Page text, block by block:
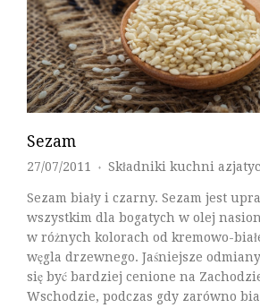
Sezam
27/07/2011 ♦ Składniki kuchni
Sezam biały i czarny. Sezam jest
wszystkim dla bogatych w olej
w różnych kolorach od kremowo-
węgla drzewnego. Jaśniejsze
się być bardziej cenione na
Wschodzie, podczas gdy zarówno